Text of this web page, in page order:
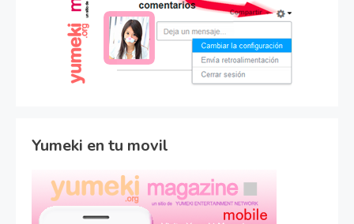
Yumeki en tu movil